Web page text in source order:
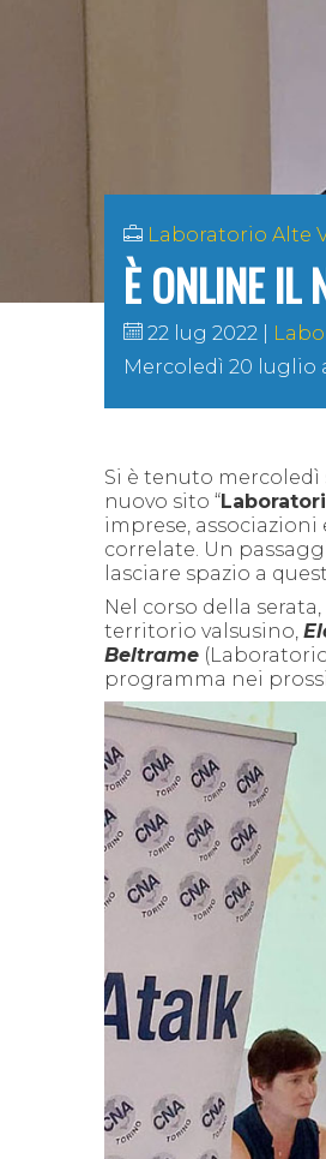
Laboratorio Alte
È ONLINE IL
22 lug 2022
Mercoledì 20 luglio
Si è tenuto mercoledì
nuovo sito “
imprese,
correlate. Un
lasciare spazio a
Nel corso della
territorio valsusino,
Beltrame
programma nei